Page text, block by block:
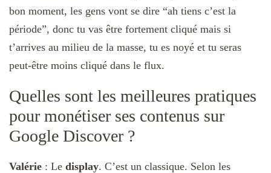
bon moment, les gens vont se dire “ah tiens c’est la
période”, donc tu vas être fortement cliqué mais si
t’arrives au milieu de la masse, tu es noyé et tu seras
peut-être moins cliqué dans le flux.
Quelles sont les meilleures pratiques
pour monétiser ses contenus sur
Google Discover ?
Valérie : Le display. C’est un classique. Selon les